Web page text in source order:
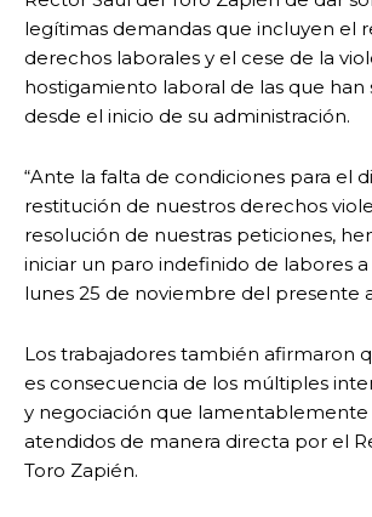
legítimas demandas que incluyen el
derechos laborales y el cese de la
hostigamiento laboral de las que han
desde el inicio de su administración.
“Ante la falta de condiciones para el
restitución de nuestros derechos
resolución de nuestras peticiones,
iniciar un paro indefinido de labores
lunes 25 de noviembre del presente
Los trabajadores también afirmaron
es consecuencia de los múltiples
y negociación que lamentablemente
atendidos de manera directa por el
Toro Zapién.